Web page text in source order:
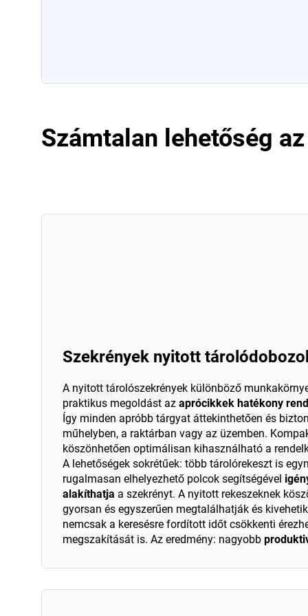
Számtalan lehetőség
Szekrények nyitott
A nyitott tárolószekrények különböző
praktikus megoldást az aprócikkek hatékony
Így minden apróbb tárgyat áttekinthetően és
műhelyben, a raktárban vagy az üzemben.
köszönhetően optimálisan kihasználható a
A lehetőségek sokrétűek: több tárolórekeszt is
rugalmasan elhelyezhető polcok segítségével
alakíthatja a szekrényt. A nyitott rekeszeknek
gyorsan és egyszerűen megtalálhatják és
nemcsak a keresésre fordított időt csökkenti
megszakítását is. Az eredmény: nagyobb